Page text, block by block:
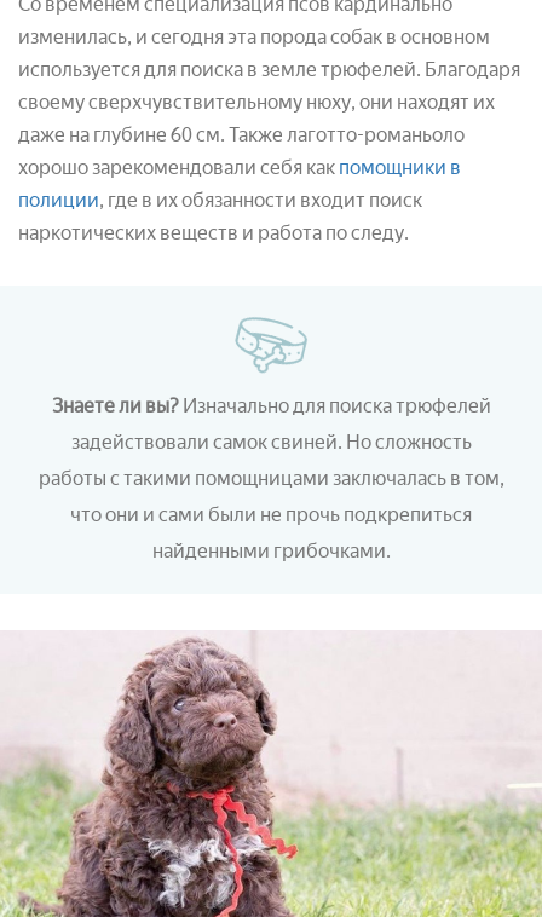
изменилась, и сегодня эта порода собак в основном
используется для поиска в земле трюфелей. Благодаря
своему сверхчувствительному нюху, они находят их
даже на глубине 60 см. Также лаготто-романьоло
хорошо зарекомендовали себя как помощники в
полиции, где в их обязанности входит поиск
наркотических веществ и работа по следу.
Знаете ли вы? Изначально для поиска трюфелей
задействовали самок свиней. Но сложность
работы с такими помощницами заключалась в том,
что они и сами были не прочь подкрепиться
найденными грибочками.